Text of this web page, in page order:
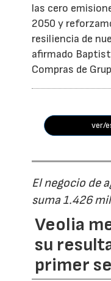
las cero
2050 y
resiliencia de
afirmado
Compras de
ver/
El negocio de
suma 1.426
Veolia
su
primer